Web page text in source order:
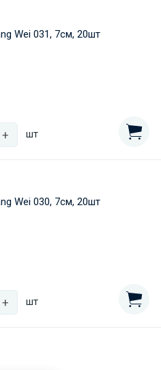
Wei 031, 7см, 20шт
+ шт
Wei 030, 7см, 20шт
+ шт